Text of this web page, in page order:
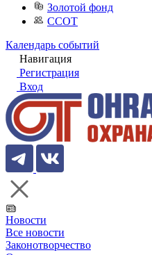
Золотой фонд
ССОТ
Календарь событий
Навигация
Регистрация
Вход
Новости
Все новости
Законотворчество